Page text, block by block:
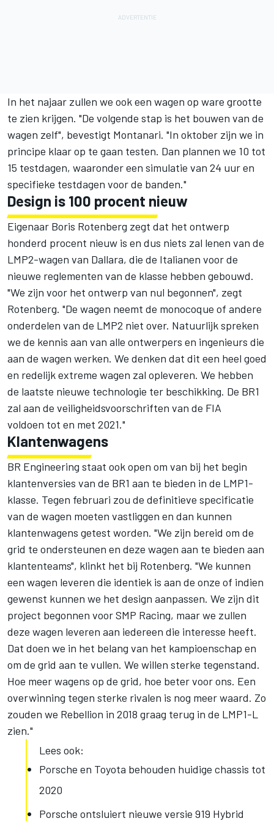
In het najaar zullen we ook een wagen op ware grootte
te zien krijgen. "De volgende stap is het bouwen van de
wagen zelf", bevestigt Montanari. "In oktober zijn we in
principe klaar op te gaan testen. Dan plannen we 10 tot
15 testdagen, waaronder een simulatie van 24 uur en
specifieke testdagen voor de banden."
Design is 100 procent nieuw
Eigenaar Boris Rotenberg zegt dat het ontwerp
honderd procent nieuw is en dus niets zal lenen van de
LMP2-wagen van Dallara, die de Italianen voor de
nieuwe reglementen van de klasse hebben gebouwd.
"We zijn voor het ontwerp van nul begonnen", zegt
Rotenberg. "De wagen neemt de monocoque of andere
onderdelen van de LMP2 niet over. Natuurlijk spreken
we de kennis aan van alle ontwerpers en ingenieurs die
aan de wagen werken. We denken dat dit een heel goed
en redelijk extreme wagen zal opleveren. We hebben
de laatste nieuwe technologie ter beschikking. De BR1
zal aan de veiligheidsvoorschriften van de FIA
voldoen tot en met 2021."
Klantenwagens
BR Engineering staat ook open om van bij het begin
klantenversies van de BR1 aan te bieden in de LMP1-
klasse. Tegen februari zou de definitieve specificatie
van de wagen moeten vastliggen en dan kunnen
klantenwagens getest worden. "We zijn bereid om de
grid te ondersteunen en deze wagen aan te bieden aan
klantenteams", klinkt het bij Rotenberg. "We kunnen
een wagen leveren die identiek is aan de onze of indien
gewenst kunnen we het design aanpassen. We zijn dit
project begonnen voor SMP Racing, maar we zullen
deze wagen leveren aan iedereen die interesse heeft.
Dat doen we in het belang van het kampioenschap en
om de grid aan te vullen. We willen sterke tegenstand.
Hoe meer wagens op de grid, hoe beter voor ons. Een
overwinning tegen sterke rivalen is nog meer waard. Zo
zouden we Rebellion in 2018 graag terug in de LMP1-L
zien."
Lees ook:
Porsche en Toyota behouden huidige chassis tot
2020
Porsche ontsluiert nieuwe versie 919 Hybrid